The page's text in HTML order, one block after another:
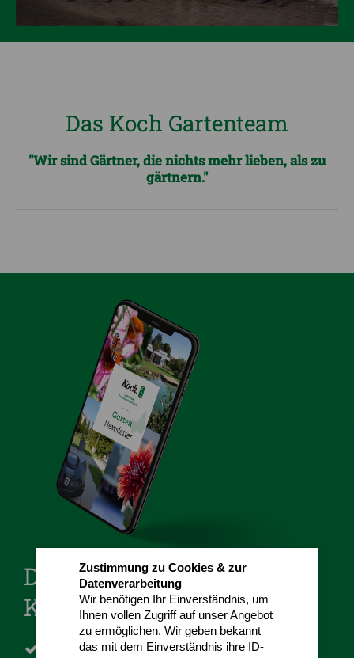
Das Koch Gartenteam
"Wir sind Gärtner, die nichts mehr lieben, als zu
gärtnern."
Der Gartengestaltung-
Koch Newsletter
Inspiration für Ihren Garten
Zustimmung zu Cookies & zur
Datenverarbeitung
Wir benötigen Ihr Einverständnis, um
Ihnen vollen Zugriff auf unser Angebot
zu ermöglichen. Wir geben bekannt
das mit dem Einverständnis ihre ID-